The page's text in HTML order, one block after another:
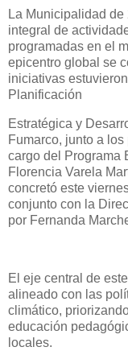
La Municipalidad
integral de
programadas en el
epicentro global se
iniciativas
Planificación
Estratégica y
Fumarco, junto a
cargo del Programa
Florencia Varela
concretó este
conjunto con la
por Fernanda
El eje central de
alineado con las
climático,
educación
locales.